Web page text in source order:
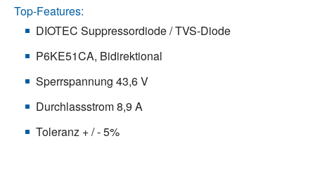
Top-Features:
DIOTEC Suppressordiode / TVS-Diode
P6KE51CA, Bidirektional
Sperrspannung 43,6 V
Durchlassstrom 8,9 A
Toleranz + / - 5%